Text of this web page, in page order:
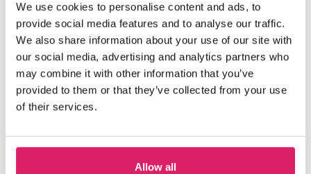
We use cookies to personalise content and ads, to
provide social media features and to analyse our traffic.
We also share information about your use of our site with
our social media, advertising and analytics partners who
may combine it with other information that you’ve
provided to them or that they’ve collected from your use
of their services.
Allow all
Anderen kochten ook